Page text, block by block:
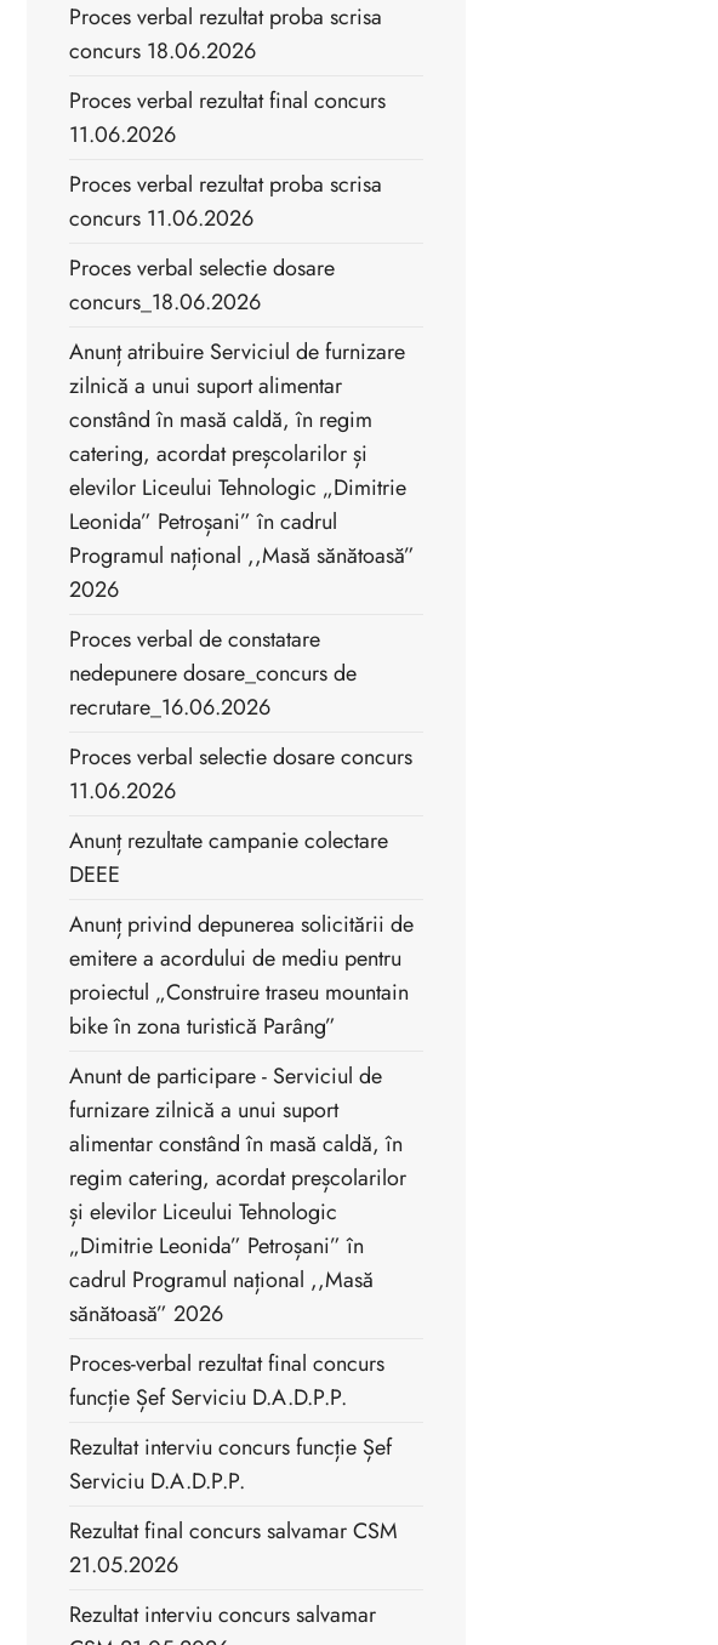
Proces verbal rezultat proba scrisa
concurs 18.06.2026
Proces verbal rezultat final concurs
11.06.2026
Proces verbal rezultat proba scrisa
concurs 11.06.2026
Proces verbal selectie dosare
concurs_18.06.2026
Anunț atribuire Serviciul de furnizare
zilnică a unui suport alimentar
constând în masă caldă, în regim
catering, acordat preșcolarilor și
elevilor Liceului Tehnologic „Dimitrie
Leonida” Petroșani” în cadrul
Programul național ,,Masă sănătoasă”
2026
Proces verbal de constatare
nedepunere dosare_concurs de
recrutare_16.06.2026
Proces verbal selectie dosare concurs
11.06.2026
Anunț rezultate campanie colectare
DEEE
Anunț privind depunerea solicitării de
emitere a acordului de mediu pentru
proiectul „Construire traseu mountain
bike în zona turistică Parâng”
Anunt de participare - Serviciul de
furnizare zilnică a unui suport
alimentar constând în masă caldă, în
regim catering, acordat preșcolarilor
și elevilor Liceului Tehnologic
„Dimitrie Leonida” Petroșani” în
cadrul Programul național ,,Masă
sănătoasă” 2026
Proces-verbal rezultat final concurs
funcție Șef Serviciu D.A.D.P.P.
Rezultat interviu concurs funcție Șef
Serviciu D.A.D.P.P.
Rezultat final concurs salvamar CSM
21.05.2026
Rezultat interviu concurs salvamar